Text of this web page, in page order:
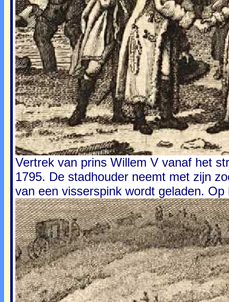
Vertrek van prins Willem V vanaf het
1795. De stadhouder neemt met zijn
van een visserspink wordt geladen.